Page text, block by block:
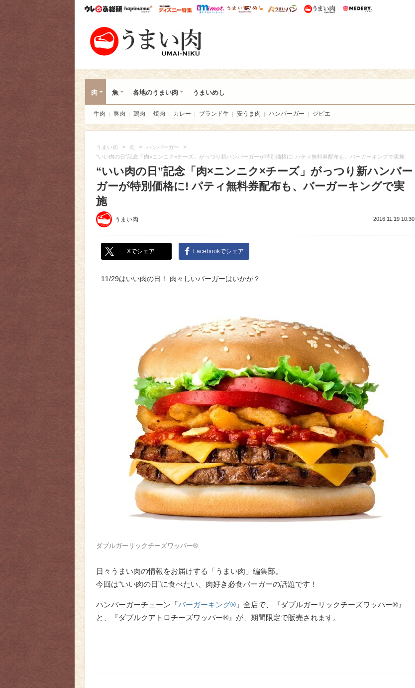
ウレぴあ総研ハピママ* ウレぴあ総研 ディズニー特集
mimot. うまいめし うまいパン うまい肉
肉 魚 各地のうまい肉 うまいめし
牛肉 豚肉 鶏肉 焼肉 カレー ブランド牛 安うま肉 ハンバーガー ジビエ
うまい肉 > 肉 > ハンバーガー >
“いい肉の日”記念「肉×ニンニク×チーズ」がっつり新ハンバーガーが特別価格に! パティ無料券配布も、バーガーキングで実施
“いい肉の日”記念「肉×ニンニク×チーズ」がっつり新ハンバー
ガーが特別価格に! パティ無料券配布も、バーガーキングで実
施
うまい肉 2016.11.19 10:30
Xでシェア Facebookでシェア
11/29はいい肉の日！ 肉々しいバーガーはいかが？
ダブルガーリックチーズワッパー®
日々うまい肉の情報をお届けする「うまい肉」編集部。
今回は“いい肉の日”に食べたい、肉好き必食バーガーの話題です！
ハンバーガーチェーン「バーガーキング® 」全店で、『ダブルガーリックチーズワッパー®』
と、『ダブルクアトロチーズワッパー®』が、期間限定で販売されます。